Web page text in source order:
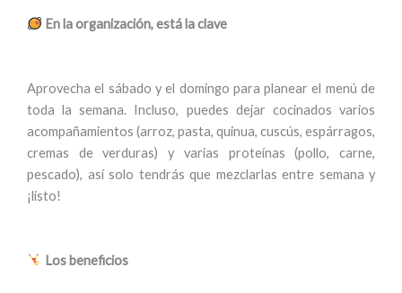
En la organización, está la clave
Aprovecha el sábado y el domingo para planear el menú de
toda la semana. Incluso, puedes dejar cocinados varios
acompañamientos (arroz, pasta, quinua, cuscús, espárragos,
cremas de verduras) y varias proteínas (pollo, carne,
pescado), así solo tendrás que mezclarlas entre semana y
¡listo!
Los beneficios